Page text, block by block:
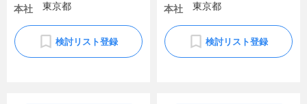
本社
東京都
検討リスト登録
本社
東京都
検討リスト登録